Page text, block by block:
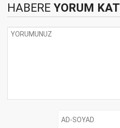
HABERE YORUM KAT